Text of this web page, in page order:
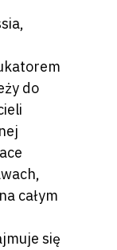
do
całym
się